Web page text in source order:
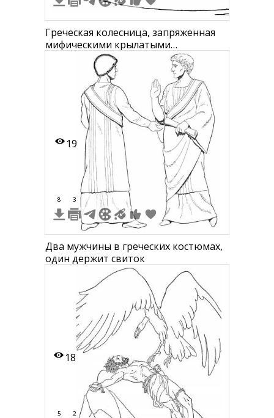
Греческая колесница, запряженная
мифическими крылатыми
существами, и возничий
19
8 3
Два мужчины в греческих костюмах,
один держит свиток
18
5 2